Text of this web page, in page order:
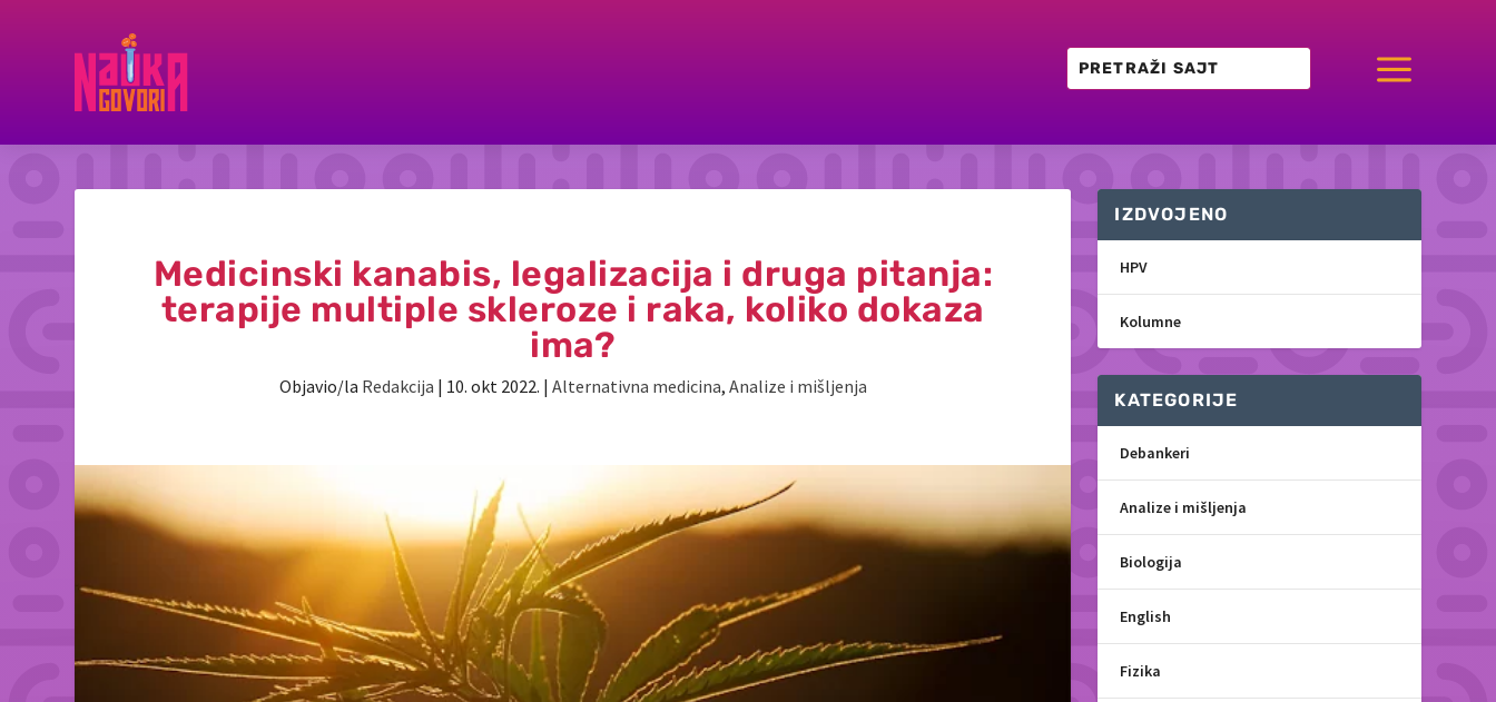
a
Medicinski kanabis, legalizacija i druga pitanja:
terapije multiple skleroze i raka, koliko dokaza
ima?
Objavio/la Redakcija | 10. okt 2022. | Alternativna medicina, Analize i mišljenja
IZDVOJENO
HPV
Kolumne
KATEGORIJE
Debankeri
Analize i mišljenja
Biologija
English
Fizika